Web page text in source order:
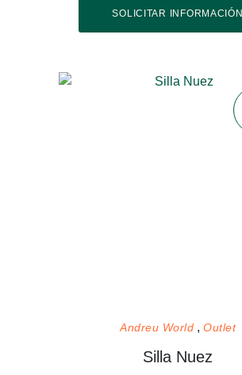
SOLICITAR INFORMACIÓN
Andreu World Outlet
Silla Nuez